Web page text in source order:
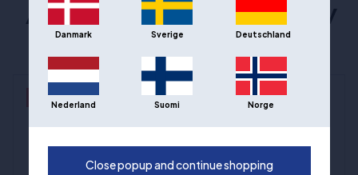
ANDERE POPULAIRE KEUZES VAN NEW
ERA
- 27%
Danmark Sverige Deutschland
Nederland Suomi Norge
Close popup and continue shopping